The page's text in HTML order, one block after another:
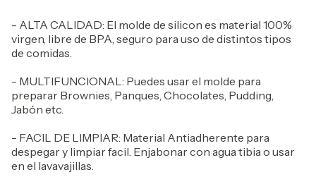
- ALTA CALIDAD: El molde de silicon es material 100%
virgen, libre de BPA, seguro para uso de distintos tipos
de comidas.
- MULTIFUNCIONAL: Puedes usar el molde para
preparar Brownies, Panques, Chocolates, Pudding,
Jabón etc.
- FACIL DE LIMPIAR: Material Antiadherente para
despegar y limpiar facil. Enjabonar con agua tibia o usar
en el lavavajillas.